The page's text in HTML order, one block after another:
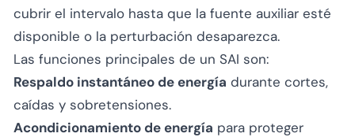
cubrir el intervalo hasta que la fuente auxiliar esté
disponible o la perturbación desaparezca.
Las funciones principales de un SAI son:
Respaldo instantáneo de energía durante cortes,
caídas y sobretensiones.
Acondicionamiento de energía para proteger